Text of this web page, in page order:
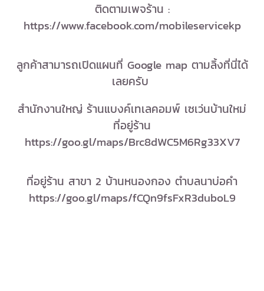
ติดตามเพจร้าน :
https://www.facebook.com/mobileservicekp
ลูกค้าสามารถเปิดแผนที่ Google map ตามลิ้งที่นี่ได้
เลยครับ
สำนักงานใหญ่ ร้านแบงค์เทเลคอมพ์ เซเว่นบ้านใหม่
ที่อยู่ร้าน
https://goo.gl/maps/Brc8dWC5M6Rg33XV7
ที่อยู่ร้าน สาขา 2 บ้านหนองกอง ตำบลนาบ่อคำ
https://goo.gl/maps/fCQn9fsFxR3duboL9